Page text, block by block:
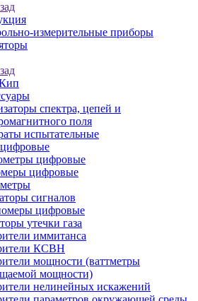
измерительные приборы
спектра, цепей и
поля
испытательные
цифровые
цифровые
сигналов
цифровые
утечки газа
иммитанса
КСВН
мощности (ваттметры
мощности)
нелинейных искажений